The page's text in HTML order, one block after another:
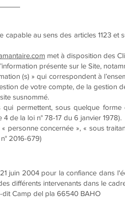
au sens des articles 1123
met à disposition des
présente sur le Site,
(s) » qui correspondent à
de votre compte, de la gestion
susnommé.
permettent, sous quelque
de la loi n° 78-17 du 6 janvier 1978).
personne concernée », « sous
2016-679)
juin 2004 pour la confiance dans
différents intervenants dans le
dit Camp del pla 66540 BAHO